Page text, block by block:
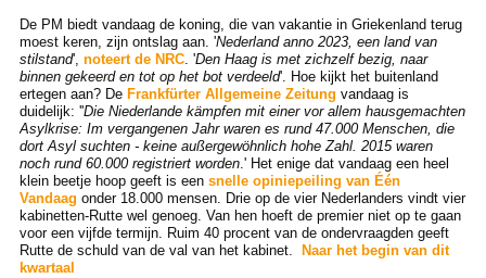
De PM biedt vandaag de koning, die van vakantie in Griekenland terug
moest keren, zijn ontslag aan. 'Nederland anno 2023, een land van
stilstand', noteert de NRC. 'Den Haag is met zichzelf bezig, naar
binnen gekeerd en tot op het bot verdeeld'. Hoe kijkt het buitenland
ertegen aan? De Frankfürter Allgemeine Zeitung vandaag is
duidelijk: ''Die Niederlande kämpfen mit einer vor allem hausgemachten
Asylkrise: Im vergangenen Jahr waren es rund 47.000 Menschen, die
dort Asyl suchten - keine außergewöhnlich hohe Zahl. 2015 waren
noch rund 60.000 registriert worden.' Het enige dat vandaag een heel
klein beetje hoop geeft is een snelle opiniepeiling van Één
Vandaag onder 18.000 mensen. Drie op de vier Nederlanders vindt vier
kabinetten-Rutte wel genoeg. Van hen hoeft de premier niet op te gaan
voor een vijfde termijn. Ruim 40 procent van de ondervraagden geeft
Rutte de schuld van de val van het kabinet.
Naar het begin van dit
kwartaal